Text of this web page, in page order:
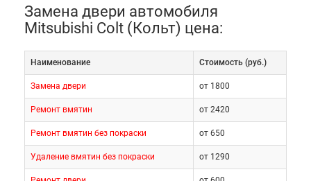
Замена двери автомобиля
Mitsubishi Colt (Кольт) цена:
Наименование Cтоимость (руб.)
Замена двери от 1800
Ремонт вмятин от 2420
Ремонт вмятин без покраски от 650
Удаление вмятин без покраски от 1290